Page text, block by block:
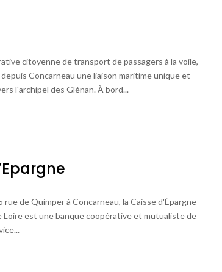
citoyenne de transport de passagers à la voile,
Concarneau une liaison maritime unique et
l'archipel des Glénan. À bord...
rue de Quimper à Concarneau, la Caisse d'Épargne
Loire est une banque coopérative et mutualiste de